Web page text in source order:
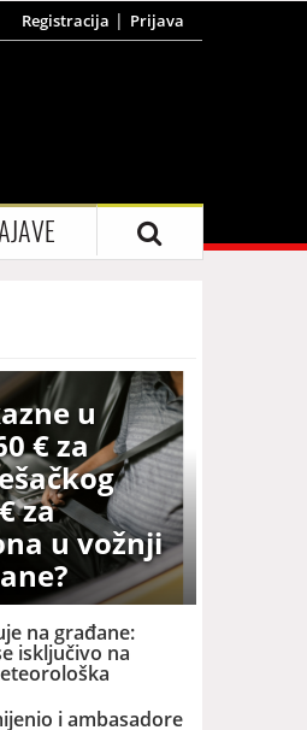
Registracija Prijava
u
€ za
za
u vožnji
na građane:
isključivo na
i ambasadore